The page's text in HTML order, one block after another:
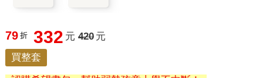
79 折 332 元 420 元
買整套